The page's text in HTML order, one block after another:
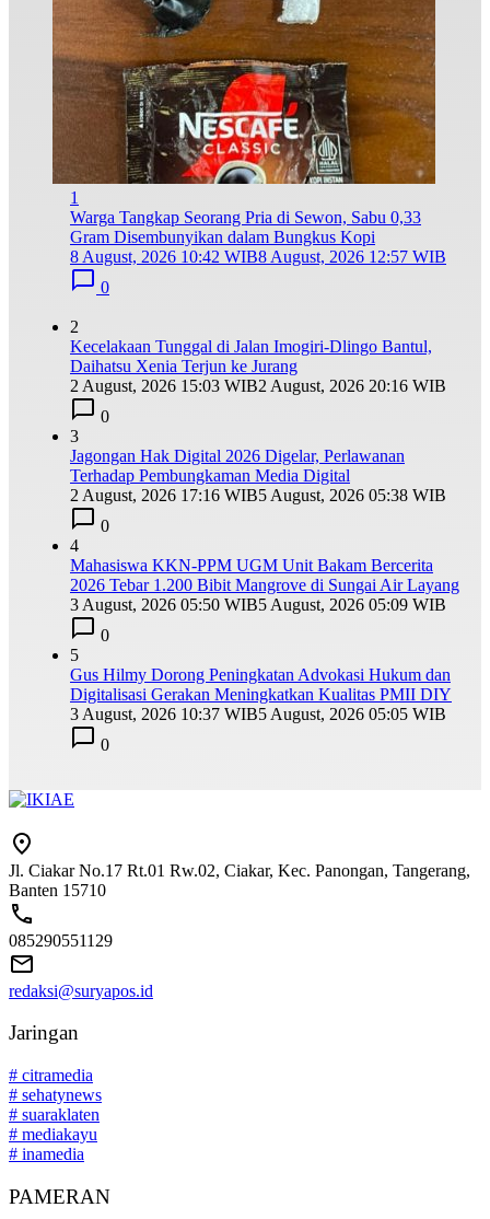
1
Warga Tangkap Seorang Pria di Sewon, Sabu 0,33
Gram Disembunyikan dalam Bungkus Kopi
8 August, 2026 10:42 WIB8 August, 2026 12:57 WIB
0
2
Kecelakaan Tunggal di Jalan Imogiri-Dlingo Bantul,
Daihatsu Xenia Terjun ke Jurang
2 August, 2026 15:03 WIB2 August, 2026 20:16 WIB
0
3
Jagongan Hak Digital 2026 Digelar, Perlawanan
Terhadap Pembungkaman Media Digital
2 August, 2026 17:16 WIB5 August, 2026 05:38 WIB
0
4
Mahasiswa KKN-PPM UGM Unit Bakam Bercerita
2026 Tebar 1.200 Bibit Mangrove di Sungai Air Layang
3 August, 2026 05:50 WIB5 August, 2026 05:09 WIB
0
5
Gus Hilmy Dorong Peningkatan Advokasi Hukum dan
Digitalisasi Gerakan Meningkatkan Kualitas PMII DIY
3 August, 2026 10:37 WIB5 August, 2026 05:05 WIB
0
Jl. Ciakar No.17 Rt.01 Rw.02, Ciakar, Kec. Panongan, Tangerang,
Banten 15710
085290551129
redaksi@suryapos.id
Jaringan
# citramedia
# sehatynews
# suaraklaten
# mediakayu
# inamedia
PAMERAN